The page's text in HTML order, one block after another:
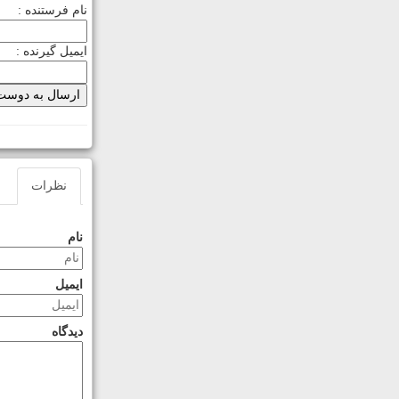
نام فرستنده :
ایمیل گیرنده :
نظرات
نام
ایمیل
دیدگاه